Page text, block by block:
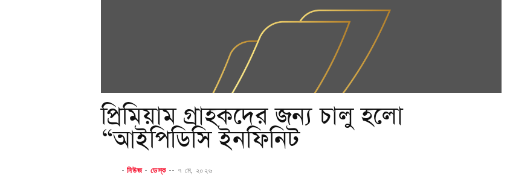
প্রিমিয়াম গ্রাহকদের জন্য চালু হলো
“আইপিডিসি ইনফিনিট
-নিউজ- ডেস্ক -- ৭ মে, ২০২৬